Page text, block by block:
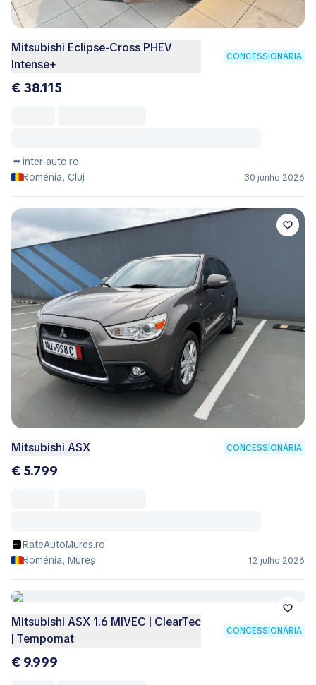
Mitsubishi Eclipse-Cross PHEV
Intense+
CONCESSIONÁRIA
€ 38.115
inter-auto.ro
Roménia, Cluj
30 junho 2026
Mitsubishi ASX CONCESSIONÁRIA
€ 5.799
RateAutoMures.ro
Roménia, Mureș
12 julho 2026
Mitsubishi ASX 1.6 MIVEC | ClearTec
| Tempomat
CONCESSIONÁRIA
€ 9.999